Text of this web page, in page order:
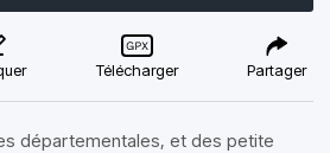
Télécharger Partager
départementales, et des petite